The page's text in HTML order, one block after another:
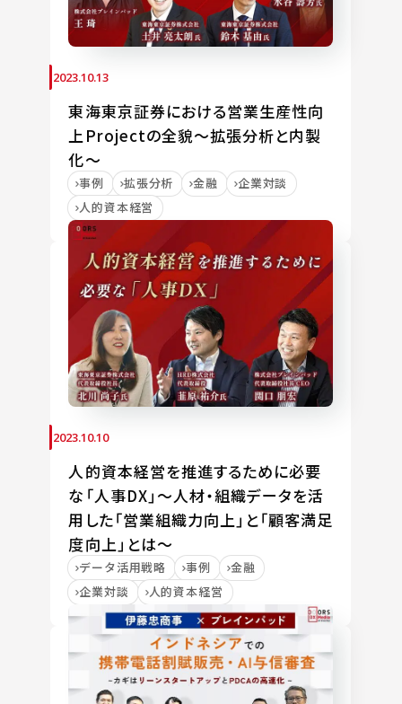
2023.10.13
東海東京証券における営業生産性向
上Projectの全貌～拡張分析と内製
化～
事例 拡張分析 金融
企業対談
人的資本経営
2023.10.10
人的資本経営を推進するために必要
な「人事DX」～人材・組織データを活
用した「営業組織力向上」と「顧客満足
度向上」とは～
データ活用戦略 事例
金融
企業対談
人的資本経営